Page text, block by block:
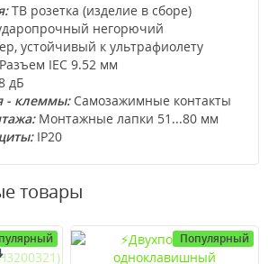
ТВ розетка (изделие в сборе)
негорючий
устойчивый к ультрафиолету
Разъем IEC 9.52 мм
дБ
- клеммы: Самозажимные контакты
Монтажные лапки 51...80 мм
IP20
товары
Популярный